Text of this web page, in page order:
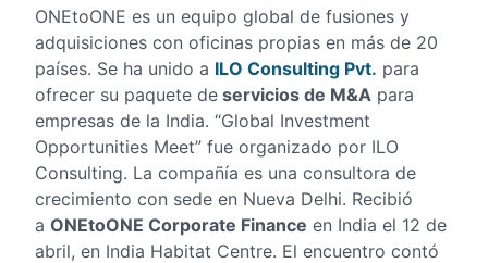
ONEtoONE es un equipo global de fusiones y
adquisiciones con oficinas propias en más de 20
países. Se ha unido a ILO Consulting Pvt. para
ofrecer su paquete de servicios de M&A para
empresas de la India. “Global Investment
Opportunities Meet” fue organizado por ILO
Consulting. La compañía es una consultora de
crecimiento con sede en Nueva Delhi. Recibió
a ONEtoONE Corporate Finance en India el 12 de
abril, en India Habitat Centre. El encuentro contó